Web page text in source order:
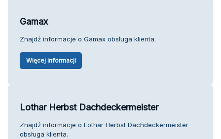
Gamax
Znajdź informacje o Gamax obsługa klienta.
Więcej informacji
Lothar Herbst Dachdeckermeister
Znajdź informacje o Lothar Herbst Dachdeckermeister
obsługa klienta.